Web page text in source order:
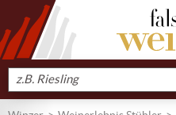
Produkt
suchen